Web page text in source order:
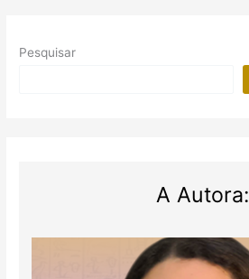
Pesquisar
A Autora: